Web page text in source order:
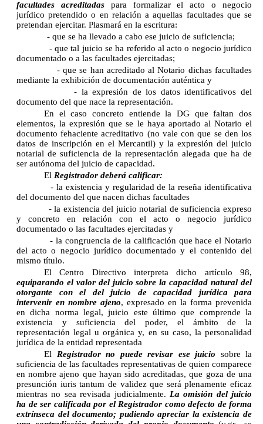
facultades acreditadaspara formalizar el acto o negocio
jurídico pretendido o en relación a aquellas facultades que se
pretendan ejercitar. Plasmará en la escritura:
- que se ha llevado a cabo ese juicio de suficiencia;
- que tal juicio se ha referido al acto o negocio jurídico
documentado o a las facultades ejercitadas;
- que se han acreditado al Notario dichas facultades
mediante la exhibición de documentación auténtica y
- la expresión de los datos identificativos del
documento del que nace la representación.
En el caso concreto entiende la DG que faltan dos
elementos, la expresión que se le haya aportado al Notario el
documento fehaciente acreditativo (no vale con que se den los
datos de inscripción en el Mercantil) y la expresión del juicio
notarial de suficiencia de la representación alegada que ha de
ser autónoma del juicio de capacidad.
ElRegistrador deberá calificar:
- la existencia y regularidad de la reseña identificativa
del documento del que nacen dichas facultades
- la existencia del juicio notarial de suficiencia expreso
y concreto en relación con el acto o negocio jurídico
documentado o las facultades ejercitadas y
- la congruencia de la calificación que hace el Notario
del acto o negocio jurídico documentado y el contenido del
mismo título.
El Centro Directivo interpreta dicho artículo 98,
equiparando el valor del juicio sobre la capacidad natural del
otorgante con el del juicio de capacidad jurídica para
intervenir en nombre ajeno, expresado en la forma prevenida
en dicha norma legal, juicio este último que comprende la
existencia y suficiencia del poder, el ámbito de la
representación legal u orgánica y, en su caso, la personalidad
jurídica de la entidad representada
El Registrador no puede revisar ese juicio sobre la
suficiencia de las facultades representativas de quien comparece
en nombre ajeno que hayan sido acreditadas, que goza de una
presunción iuris tantum de validez que será plenamente eficaz
mientras no sea revisada judicialmente. La omisión del juicio
ha de ser calificada por el Registrador como defecto de forma
extrínseca del documento; pudiendo apreciar la existencia de